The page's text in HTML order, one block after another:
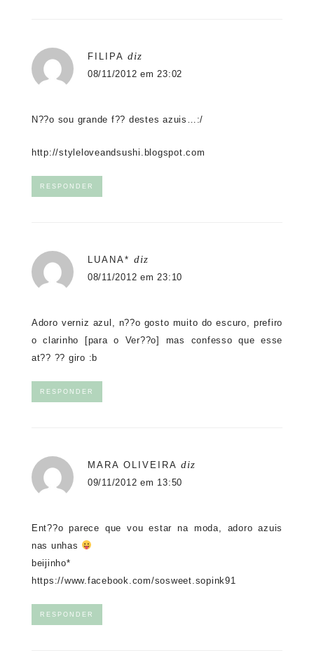
FILIPA diz
08/11/2012 em 23:02
N??o sou grande f?? destes azuis…:/
http://styleloveandsushi.blogspot.com
RESPONDER
LUANA* diz
08/11/2012 em 23:10
Adoro verniz azul, n??o gosto muito do escuro, prefiro
o clarinho [para o Ver??o] mas confesso que esse
at?? ?? giro :b
RESPONDER
MARA OLIVEIRA diz
09/11/2012 em 13:50
Ent??o parece que vou estar na moda, adoro azuis
nas unhas
beijinho*
https://www.facebook.com/sosweet.sopink91
RESPONDER